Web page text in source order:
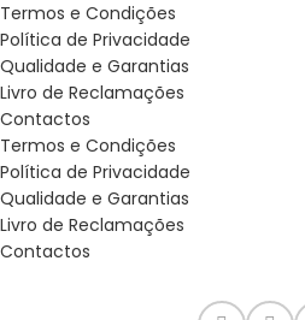
Termos e Condições
Política de Privacidade
Qualidade e Garantias
Livro de Reclamações
Contactos
Termos e Condições
Política de Privacidade
Qualidade e Garantias
Livro de Reclamações
Contactos